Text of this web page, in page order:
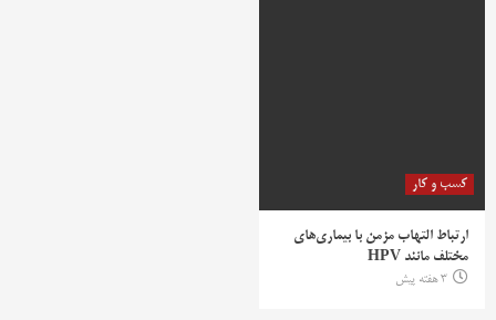
کسب و کار
ارتباط التهاب مزمن با بیماری‌های
مختلف مانند HPV
3 هفته پیش